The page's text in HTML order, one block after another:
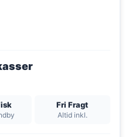
Fri Fragt
Altid inkl.